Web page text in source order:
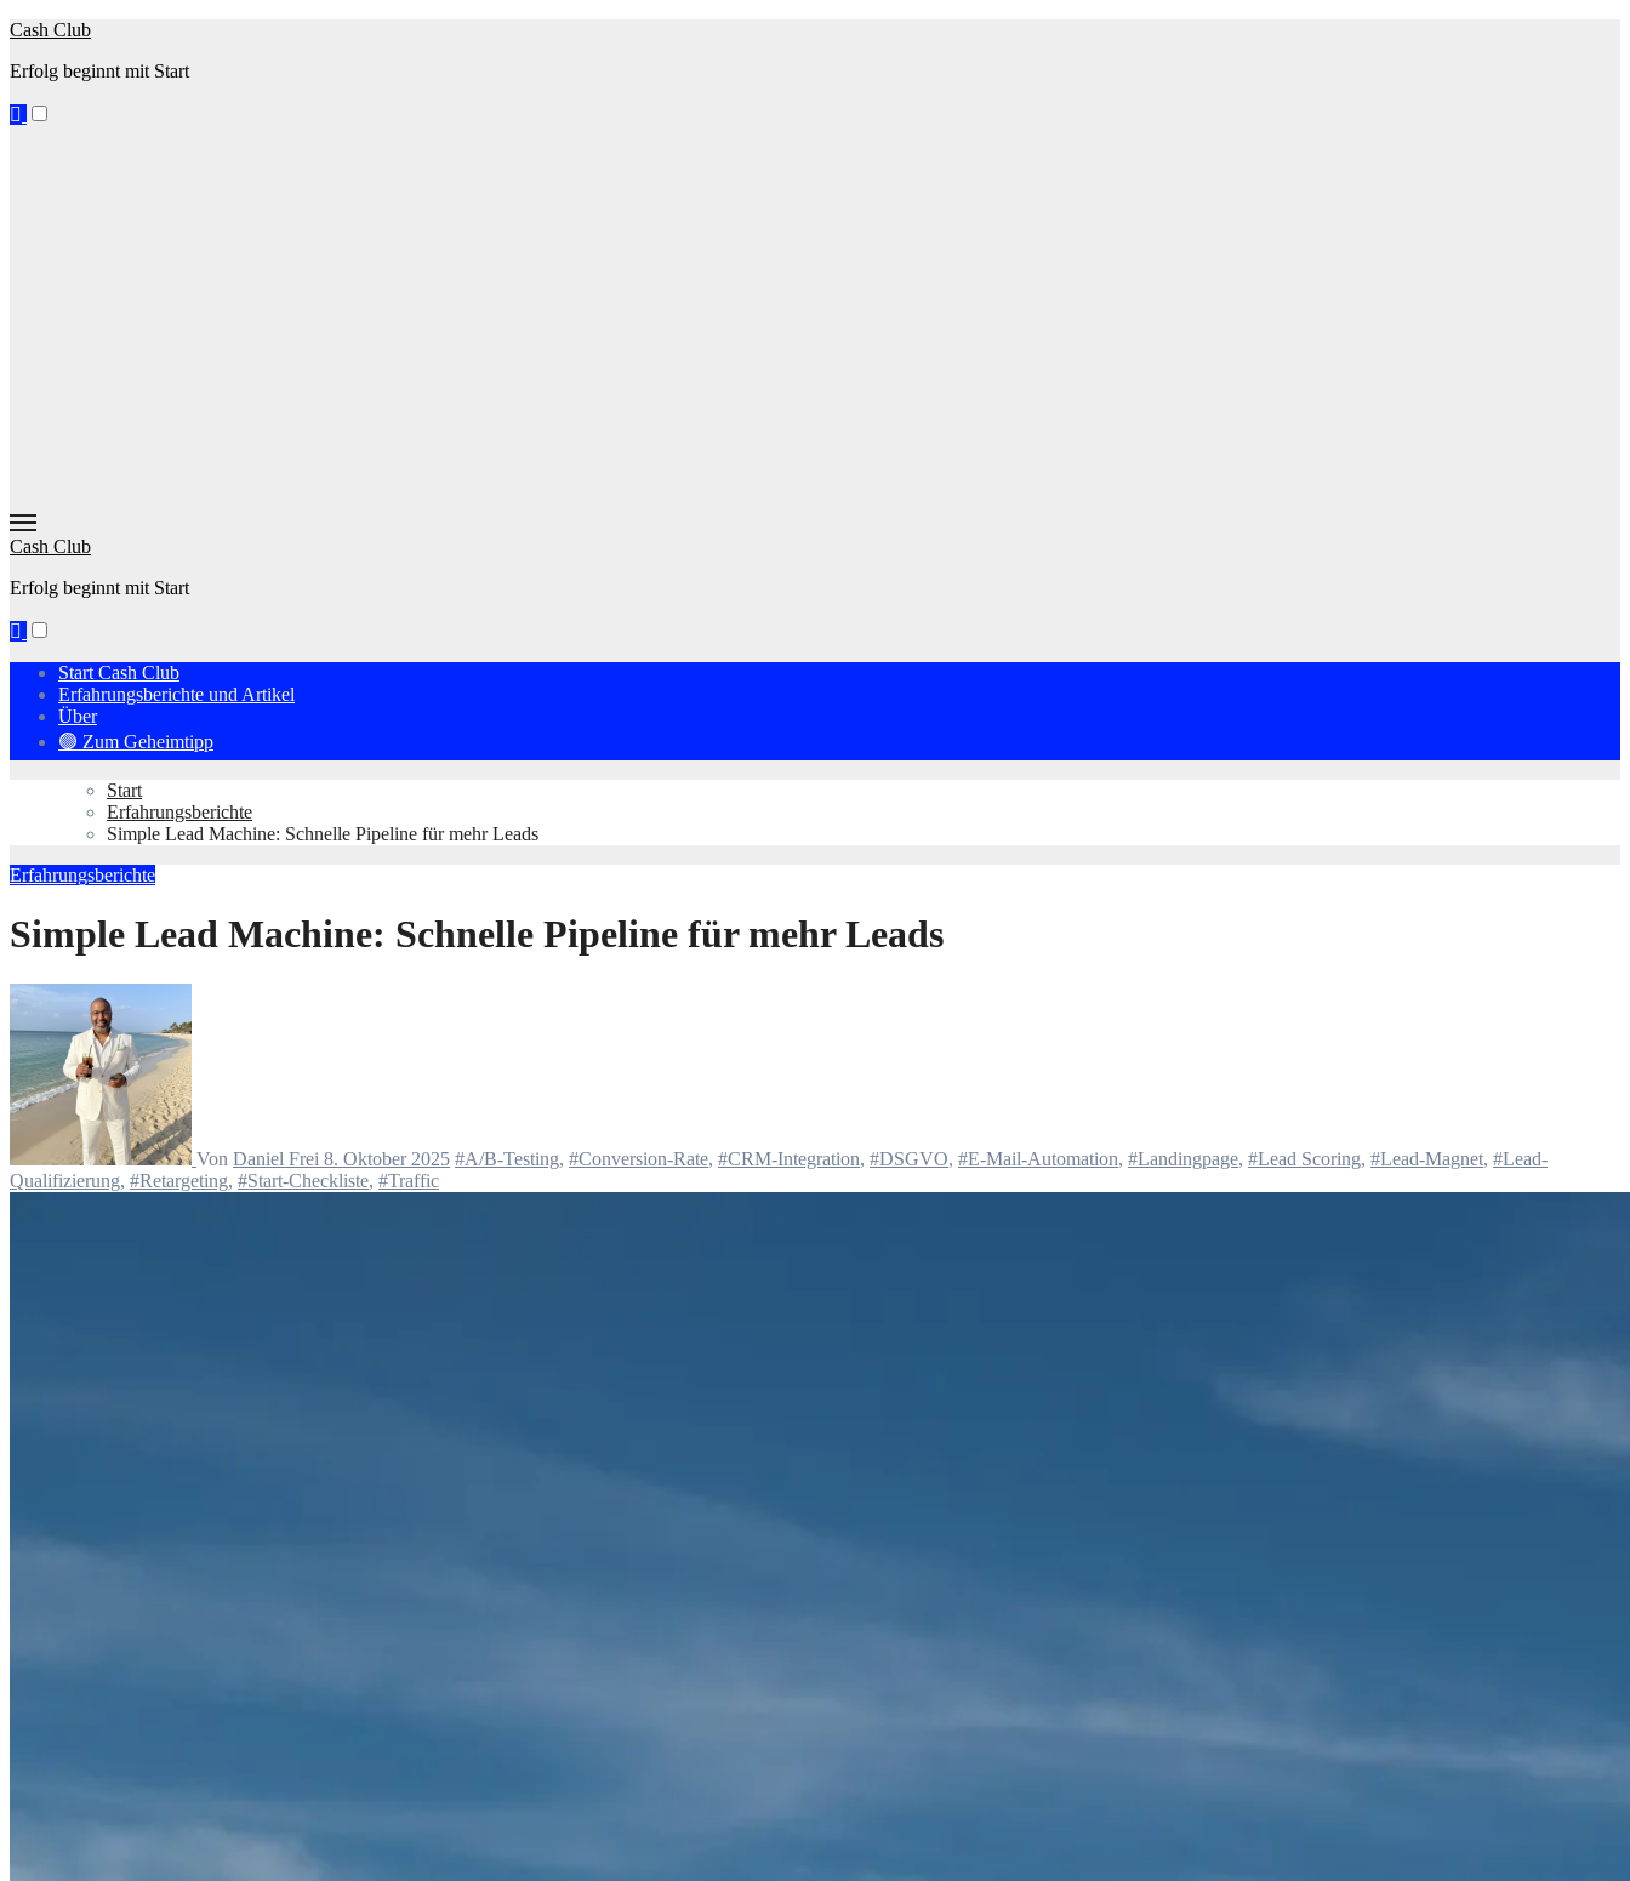
Zum
springen
Cash Club
Erfolg beginnt mit Start
Cash Club
Erfolg beginnt mit Start
Start Cash Club
Erfahrungsberichte und Artikel
Über
🟢 Zum Geheimtipp
Start
Erfahrungsberichte
Simple Lead Machine: Schnelle Pipeline für mehr Leads
Erfahrungsberichte
Simple Lead Machine: Schnelle Pipeline für mehr Leads
Von Daniel Frei 8. Oktober 2025 #A/B-Testing, #Conversion-Rate, #CRM-Integration, #DSGVO, #E-Mail-Automation, #Landingpage, #Lead Scoring, #Lead-Magnet, #Lead-
Qualifizierung, #Retargeting, #Start-Checkliste, #Traffic